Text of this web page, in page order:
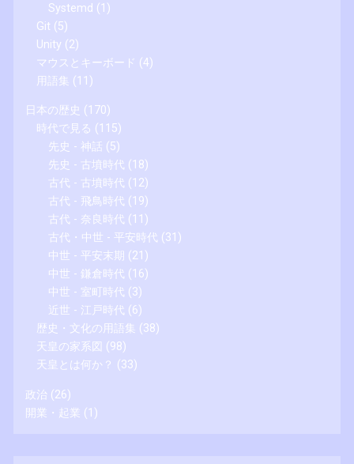
Systemd (1)
Git (5)
Unity (2)
マウスとキーボード (4)
用語集 (11)
日本の歴史 (170)
時代で見る (115)
先史 - 神話 (5)
先史 - 古墳時代 (18)
古代 - 古墳時代 (12)
古代 - 飛鳥時代 (19)
古代 - 奈良時代 (11)
古代・中世 - 平安時代 (31)
中世 - 平安末期 (21)
中世 - 鎌倉時代 (16)
中世 - 室町時代 (3)
近世 - 江戸時代 (6)
歴史・文化の用語集 (38)
天皇の家系図 (98)
天皇とは何か？ (33)
政治 (26)
開業・起業 (1)